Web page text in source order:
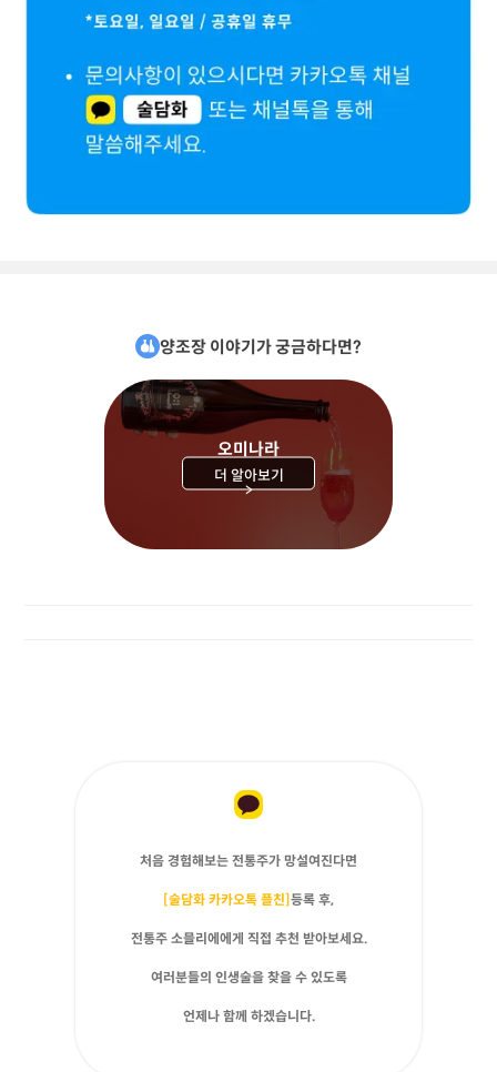
양조장 이야기가 궁금하다면?
오미나라
더 알아보기
>
처음 경험해보는 전통주가 망설여진다면
[술담화 카카오톡 플친] 등록 후,
전통주 소믈리에에게 직접 추천 받아보세요.
여러분들의 인생술을 찾을 수 있도록
언제나 함께 하겠습니다.